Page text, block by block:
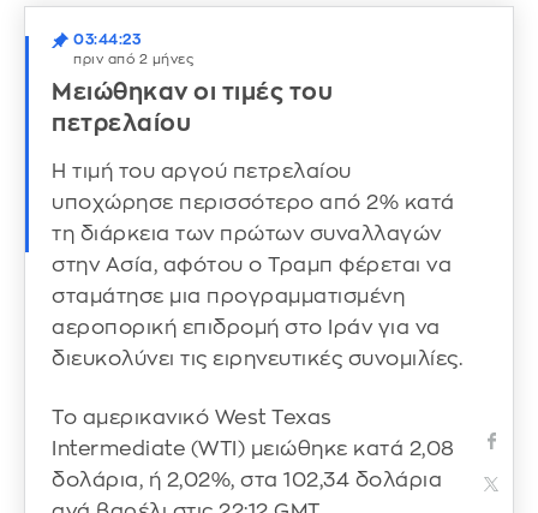
03:44:23
πριν από 2 μήνες
Μειώθηκαν οι τιμές του
πετρελαίου
Η τιμή του αργού πετρελαίου
υποχώρησε περισσότερο από 2% κατά
τη διάρκεια των πρώτων συναλλαγών
στην Ασία, αφότου ο Τραμπ φέρεται να
σταμάτησε μια προγραμματισμένη
αεροπορική επιδρομή στο Ιράν για να
διευκολύνει τις ειρηνευτικές συνομιλίες.
Το αμερικανικό West Texas
Intermediate (WTI) μειώθηκε κατά 2,08
δολάρια, ή 2,02%, στα 102,34 δολάρια